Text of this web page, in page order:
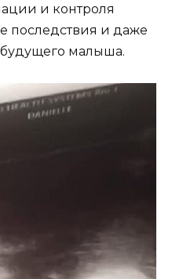
и контроля
последствия и даже
малыша.